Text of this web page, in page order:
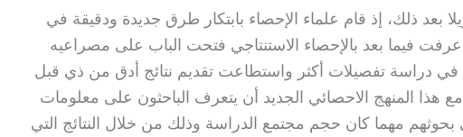
بعد ذلك، إذ قام علماء الإحصاء بابتكار طرق جديدة ودقيقة في
عرفت فيما بعد بالإحصاء الاستنتاجي فتحت الباب على مصراعيه
في دراسة تفصيلات أكثر واستطاعت تقديم نتائج أدق من ذي قبل
هذا المنهج الاحصائي الجديد أن يتعرف الباحثون على معلومات
مهما كان حجم مجتمع الدراسة وذلك من خلال النتائج التي